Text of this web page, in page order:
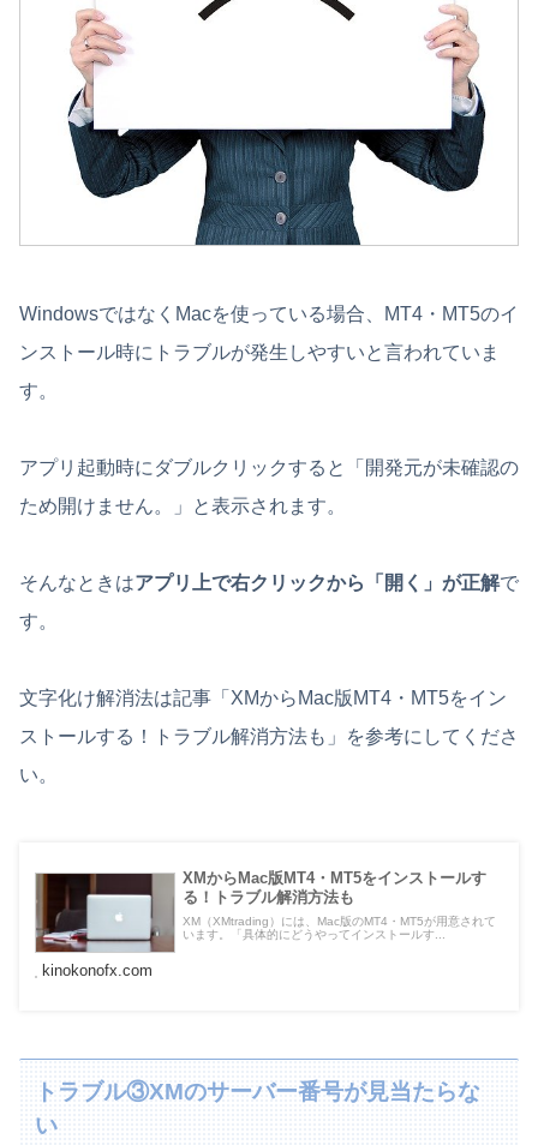
WindowsではなくMacを使っている場合、MT4・MT5のイ
ンストール時にトラブルが発生しやすいと言われていま
す。
アプリ起動時にダブルクリックすると「開発元が未確認の
ため開けません。」と表示されます。
そんなときはアプリ上で右クリックから「開く」が正解で
す。
文字化け解消法は記事「XMからMac版MT4・MT5をイン
ストールする！トラブル解消方法も」を参考にしてくださ
い。
XMからMac版MT4・MT5をインストールす
る！トラブル解消方法も
XM（XMtrading）には、Mac版のMT4・MT5が用意されて
います。「具体的にどうやってインストールす...
kinokonofx.com
トラブル③XMのサーバー番号が見当たらな
い